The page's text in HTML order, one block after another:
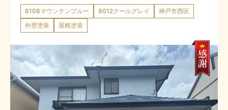
8108マウンテンブルー 9012クールグレイ
神戸市西区
外壁塗装
屋根塗装